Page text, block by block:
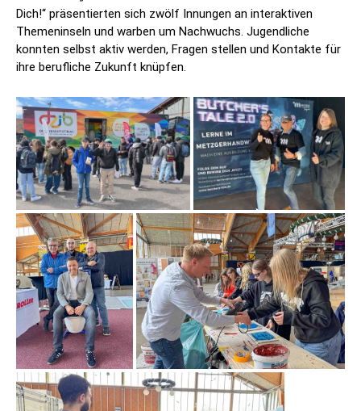
Dich!“ präsentierten sich zwölf Innungen an interaktiven
Themeninseln und warben um Nachwuchs. Jugendliche
konnten selbst aktiv werden, Fragen stellen und Kontakte für
ihre berufliche Zukunft knüpfen.